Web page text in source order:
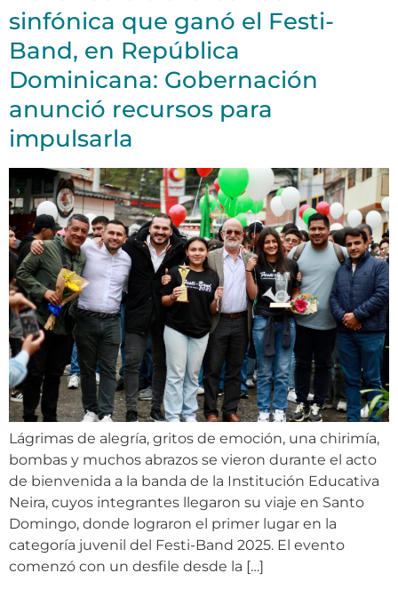
sinfónica que ganó el Festi-
Band, en República
Dominicana: Gobernación
anunció recursos para
impulsarla
Lágrimas de alegría, gritos de emoción, una chirimía,
bombas y muchos abrazos se vieron durante el acto
de bienvenida a la banda de la Institución Educativa
Neira, cuyos integrantes llegaron su viaje en Santo
Domingo, donde lograron el primer lugar en la
categoría juvenil del Festi-Band 2025. El evento
comenzó con un desfile desde la […]